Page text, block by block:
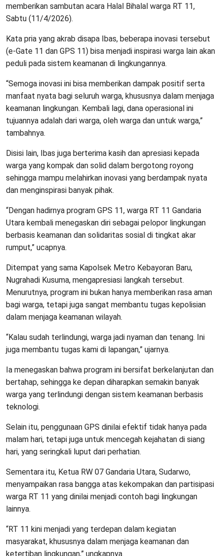
memberikan sambutan acara Halal Bihalal warga RT 11,
Sabtu (11/4/2026).
Kata pria yang akrab disapa Ibas, beberapa inovasi tersebut
(e-Gate 11 dan GPS 11) bisa menjadi inspirasi warga lain akan
peduli pada sistem keamanan di lingkungannya.
“Semoga inovasi ini bisa memberikan dampak positif serta
manfaat nyata bagi seluruh warga, khususnya dalam menjaga
keamanan lingkungan. Kembali lagi, dana operasional ini
tujuannya adalah dari warga, oleh warga dan untuk warga,”
tambahnya.
Disisi lain, Ibas juga berterima kasih dan apresiasi kepada
warga yang kompak dan solid dalam bergotong royong
sehingga mampu melahirkan inovasi yang berdampak nyata
dan menginspirasi banyak pihak.
“Dengan hadirnya program GPS 11, warga RT 11 Gandaria
Utara kembali menegaskan diri sebagai pelopor lingkungan
berbasis keamanan dan solidaritas sosial di tingkat akar
rumput,” ucapnya.
Ditempat yang sama Kapolsek Metro Kebayoran Baru,
Nugrahadi Kusuma, mengapresiasi langkah tersebut.
Menurutnya, program ini bukan hanya memberikan rasa aman
bagi warga, tetapi juga sangat membantu tugas kepolisian
dalam menjaga keamanan wilayah.
“Kalau sudah terlindungi, warga jadi nyaman dan tenang. Ini
juga membantu tugas kami di lapangan,” ujarnya.
Ia menegaskan bahwa program ini bersifat berkelanjutan dan
bertahap, sehingga ke depan diharapkan semakin banyak
warga yang terlindungi dengan sistem keamanan berbasis
teknologi.
Selain itu, penggunaan GPS dinilai efektif tidak hanya pada
malam hari, tetapi juga untuk mencegah kejahatan di siang
hari, yang seringkali luput dari perhatian.
Sementara itu, Ketua RW 07 Gandaria Utara, Sudarwo,
menyampaikan rasa bangga atas kekompakan dan partisipasi
warga RT 11 yang dinilai menjadi contoh bagi lingkungan
lainnya.
“RT 11 kini menjadi yang terdepan dalam kegiatan
masyarakat, khususnya dalam menjaga keamanan dan
ketertiban lingkungan,” ungkapnya.